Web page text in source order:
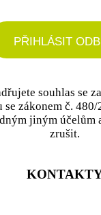
PŘIHLÁSIT
souhlas se
zákonem č. 480/
jiným
zrušit.